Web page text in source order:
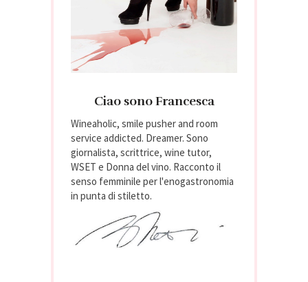
Ciao sono Francesca
Wineaholic, smile pusher and room
service addicted. Dreamer. Sono
giornalista, scrittrice, wine tutor,
WSET e Donna del vino. Racconto il
senso femminile per l'enogastronomia
in punta di stiletto.